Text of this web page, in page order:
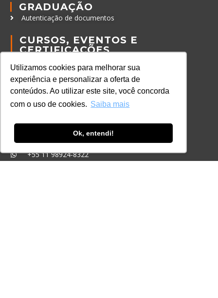
Utilizamos cookies para melhorar sua
experiência e personalizar a oferta de
conteúdos. Ao utilizar este site, você concorda
com o uso de cookies. Saiba mais
Ok, entendi!
GRADUAÇÃO
Autenticação de documentos
CURSOS, EVENTOS E
CERTIFICAÇÕES
In Company
Eventos
Certificações
CONTATO
+55 11 3259-2837
+55 11 98924-8322